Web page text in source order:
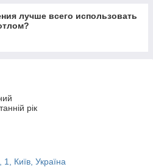
лучше всего использовать
рік
1, Київ, Україна